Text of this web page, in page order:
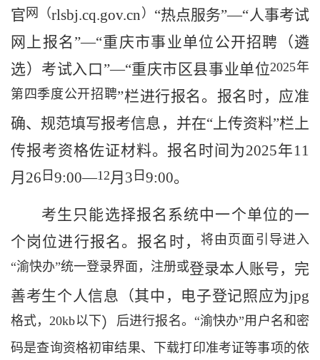
官 网（rlsbj.cq.gov.cn ） “热点服务”—“人事考试
网上报名”—“重庆市事业单位公开招聘（遴
选）考试入口”—“重庆市区县事业单位2025年
第四季度公开招聘”栏进行报名。报名时，应准
确、规范填写报考信息，并在“上传资料”栏 上
传报考资格佐证材料。报名时间为2025年11
月 26 日 9:00—12月 3 日 9:00。
考生 只能选择报名系统中一个单位的一
个岗位进行报名。报名时，
将由页面引导进入
“渝快办”统一登录界面，注册或登录本人账号，完
善考生个人信息（其中，电子登记照应为jpg
格式，20kb以下 ）
后进行报名。“渝快办”用户名和密
码是查询资格初审结果、下载打印准考证等事项的依